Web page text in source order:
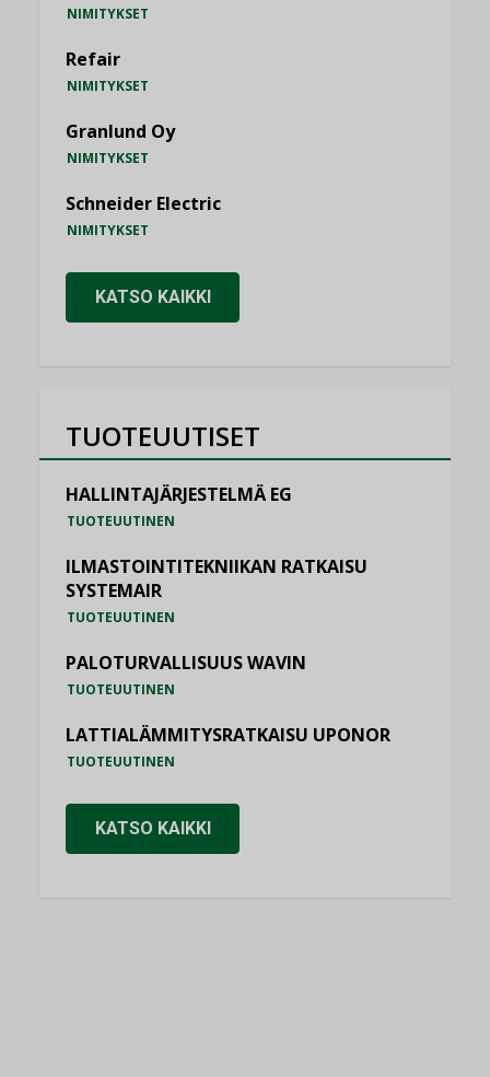
NIMITYKSET
Refair
NIMITYKSET
Granlund Oy
NIMITYKSET
Schneider Electric
NIMITYKSET
KATSO KAIKKI
TUOTEUUTISET
HALLINTAJÄRJESTELMÄ EG
TUOTEUUTINEN
ILMASTOINTITEKNIIKAN RATKAISU
SYSTEMAIR
TUOTEUUTINEN
PALOTURVALLISUUS WAVIN
TUOTEUUTINEN
LATTIALÄMMITYSRATKAISU UPONOR
TUOTEUUTINEN
KATSO KAIKKI